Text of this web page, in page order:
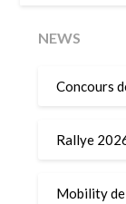
NEWS
Concours
Rallye
Mobility